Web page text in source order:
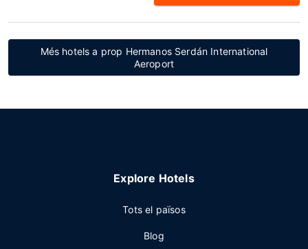
Més hotels a prop Hermanos Serdán International
Aeroport
Explore Hotels
Tots el països
Blog